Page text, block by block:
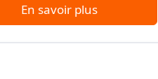
En savoir plus